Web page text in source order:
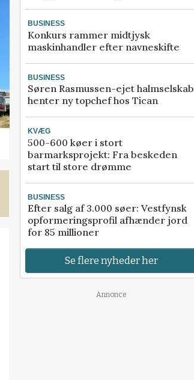
BUSINESS
Konkurs rammer midtjysk
maskinhandler efter navneskifte
BUSINESS
Søren Rasmussen-ejet halmselskab
henter ny topchef hos Tican
KVÆG
500-600 køer i stort
barmarksprojekt: Fra beskeden
start til store drømme
BUSINESS
Efter salg af 3.000 søer: Vestfynsk
opformeringsprofil afhænder jord
for 85 millioner
Se flere nyheder her
Annonce